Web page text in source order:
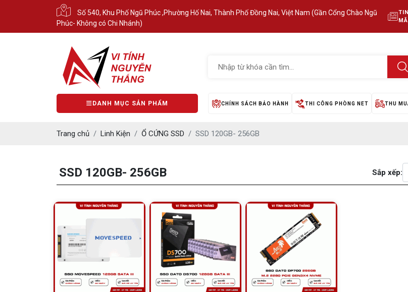
Số 540, Khu Phố Ngũ Phúc ,Phường Hố Nai, Thành Phố Đồng Nai, Việt Nam (Gần Cổng Chào Ngũ
Phúc- Không có Chi Nhánh)
DANH MỤC SẢN PHẨM CHÍNH SÁCH BẢO HÀNH THI CÔNG PHÒNG NET THU
Trang chủ Linh Kiện Ổ CỨNG SSD SSD 120GB- 256GB
SSD 120GB- 256GB Sắp xếp: